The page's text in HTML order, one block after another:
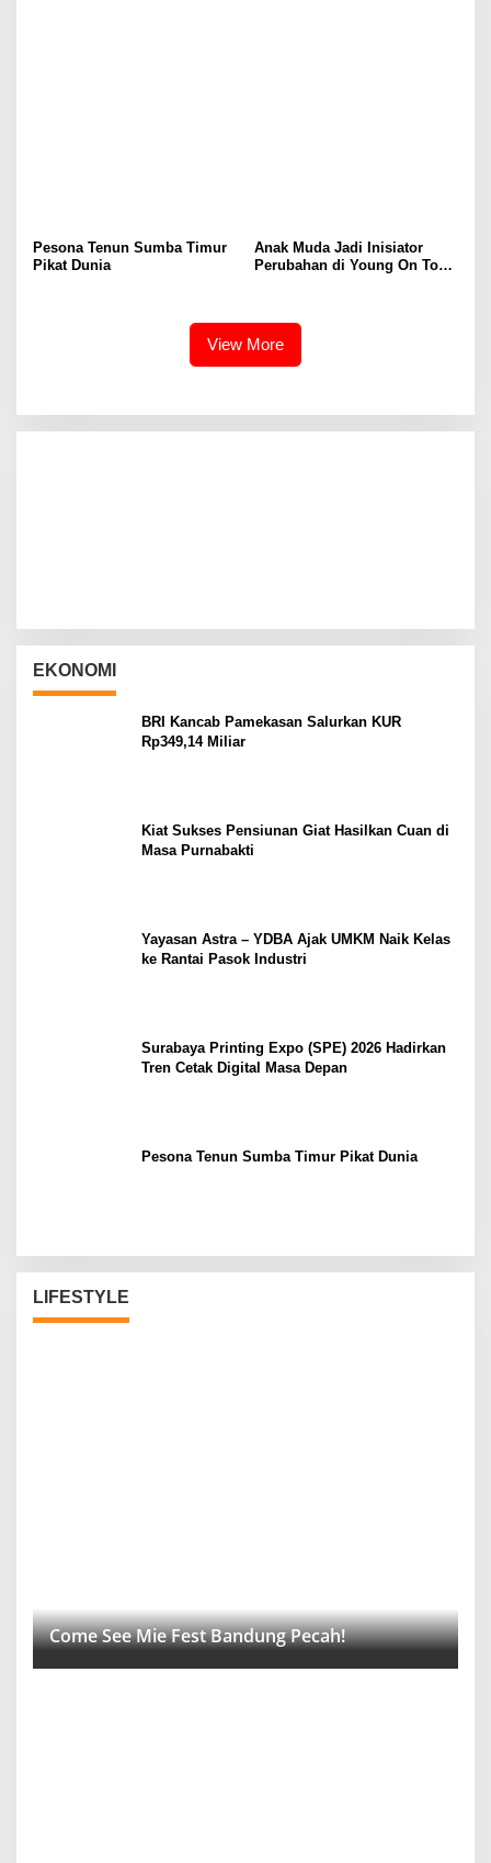
Pesona Tenun Sumba Timur
Pikat Dunia
Anak Muda Jadi Inisiator
Perubahan di Young On Top
View More
EKONOMI
BRI Kancab Pamekasan Salurkan KUR
Rp349,14 Miliar
Kiat Sukses Pensiunan Giat Hasilkan Cuan di
Masa Purnabakti
Yayasan Astra – YDBA Ajak UMKM Naik Kelas
ke Rantai Pasok Industri
Surabaya Printing Expo (SPE) 2026 Hadirkan
Tren Cetak Digital Masa Depan
Pesona Tenun Sumba Timur Pikat Dunia
LIFESTYLE
Come See Mie Fest Bandung Pecah!